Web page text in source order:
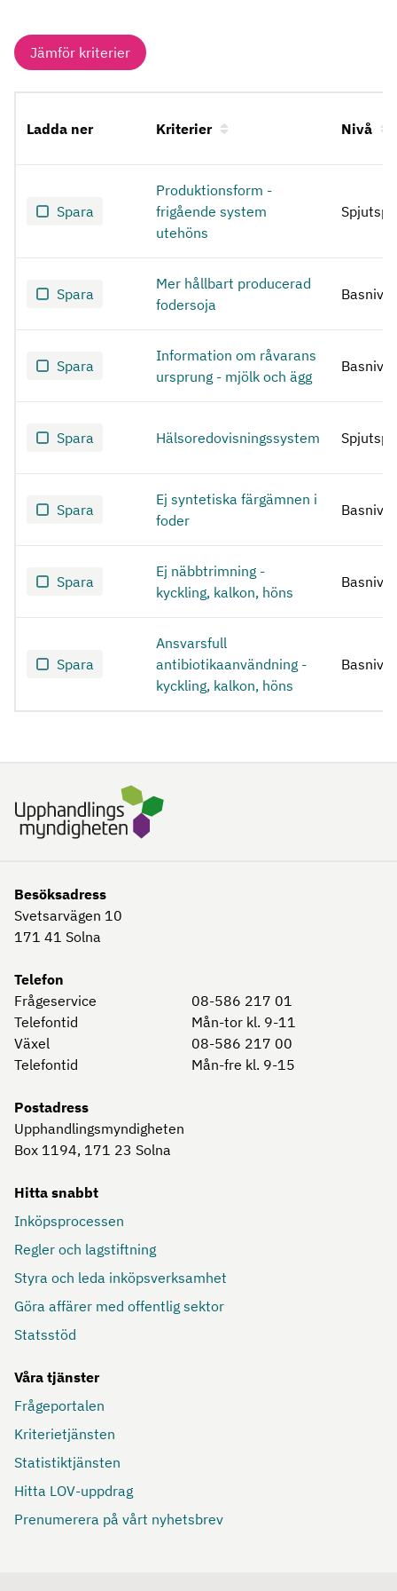
Jämför kriterier
Ladda ner Kriterier Nivå
Spara
Produktionsform -
frigående system
utehöns
Spara
Mer hållbart producerad
fodersoja
Basnivå
Spara
Information om råvarans
ursprung - mjölk och ägg
Basnivå
Spara Hälsoredovisningssystem
Spara
Ej syntetiska färgämnen i
foder
Basnivå
Spara
Ej näbbtrimning -
kyckling, kalkon, höns
Basnivå
Spara
Ansvarsfull
antibiotikaanvändning -
kyckling, kalkon, höns
Basnivå
Besöksadress
Svetsarvägen 10
171 41 Solna
Telefon
Frågeservice
08-586 217 01
Telefontid
Mån-tor kl. 9-11
Växel
08-586 217 00
Telefontid
Mån-fre kl. 9-15
Postadress
Upphandlingsmyndigheten
Box 1194, 171 23 Solna
Hitta snabbt
Inköpsprocessen
Regler och lagstiftning
Styra och leda inköpsverksamhet
Göra affärer med offentlig sektor
Statsstöd
Våra tjänster
Frågeportalen
Kriterietjänsten
Statistiktjänsten
Hitta LOV-uppdrag
Prenumerera på vårt nyhetsbrev